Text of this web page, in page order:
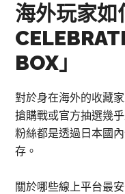
海外玩家
BOX」
對於身在海外的收藏
搶購戰或官方抽選幾
粉絲都是透過日本國
存。
關於哪些線上平台最